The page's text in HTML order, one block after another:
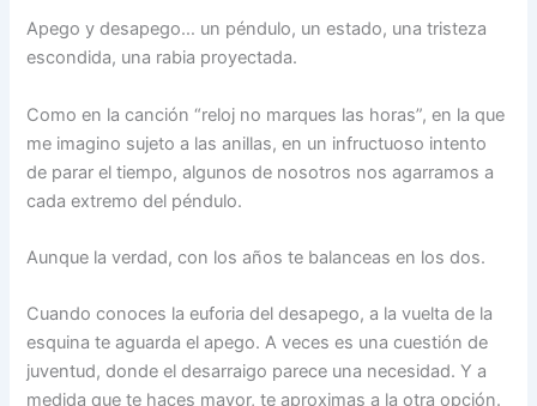
Apego y desapego… un péndulo, un estado, una tristeza
escondida, una rabia proyectada.
Como en la canción “reloj no marques las horas”, en la que
me imagino sujeto a las anillas, en un infructuoso intento
de parar el tiempo, algunos de nosotros nos agarramos a
cada extremo del péndulo.
Aunque la verdad, con los años te balanceas en los dos.
Cuando conoces la euforia del desapego, a la vuelta de la
esquina te aguarda el apego. A veces es una cuestión de
juventud, donde el desarraigo parece una necesidad. Y a
medida que te haces mayor, te aproximas a la otra opción.